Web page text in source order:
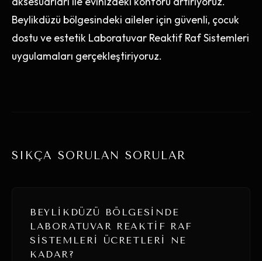
Beylikdüzü bölgesindeki aileler için güvenli, çocuk
dostu ve estetik Laboratuvar Reaktif Raf Sistemleri
uygulamaları gerçekleştiriyoruz.
SIKÇA SORULAN SORULAR
BEYLIKDÜZÜ BÖLGESINDE
LABORATUVAR REAKTIF RAF
SISTEMLERI ÜCRETLERI NE
KADAR?